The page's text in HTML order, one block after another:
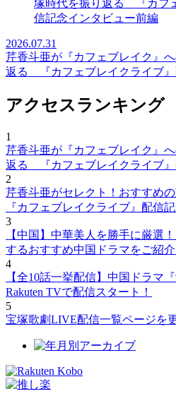
2026.07.31
芹香斗亜が『カフェブレイク』
返る 『カフェブレイクライブ
アクセスランキング
1
芹香斗亜が『カフェブレイク』
返る 『カフェブレイクライブ
2
芹香斗亜がセレクト！おすすめ
『カフェブレイクライブ』配信
3
【中国】中華美人を勝手に厳選
するおすすめ中国ドラマをご紹介
4
【全10話一挙配信】中国ドラマ
Rakuten TVで配信スタート！
5
宝塚歌劇LIVE配信一覧ページを